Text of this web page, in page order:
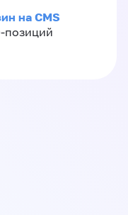
на CMS
позиций